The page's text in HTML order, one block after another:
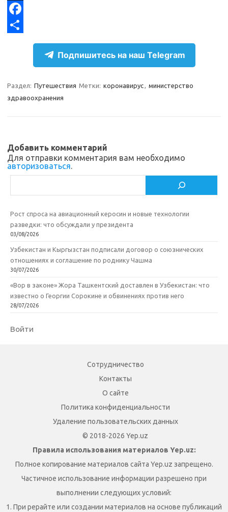
e
g
n
o
s
k
i
KX
F
bр
т
ь
Подпишитесь на наш Telegram
Раздел: Путешествия Метки: коронавирус, министерство
здравоохранения
Добавить комментарий
Для отправки комментария вам необходимо
авторизоваться.
Рост спроса на авиационный керосин и новые технологии
разведки: что обсуждали у президента
03/08/2026
Узбекистан и Кыргызстан подписали договор о союзнических
отношениях и соглашение по роднику Чашма
30/07/2026
«Вор в законе» Жора Ташкентский доставлен в Узбекистан: что
известно о Георгии Сорокине и обвинениях против него
28/07/2026
Войти
Сотрудничество
Контакты
О сайте
Политика конфиденциальности
Удаление пользовательских данных
© 2018-2026 Yep.uz
Правила использования материалов Yep.uz:
Полное копирование материалов сайта Yep.uz запрещено.
Частичное использование информации разрешено при
выполнении следующих условий:
1. При рерайте или создании материалов на основе публикаций